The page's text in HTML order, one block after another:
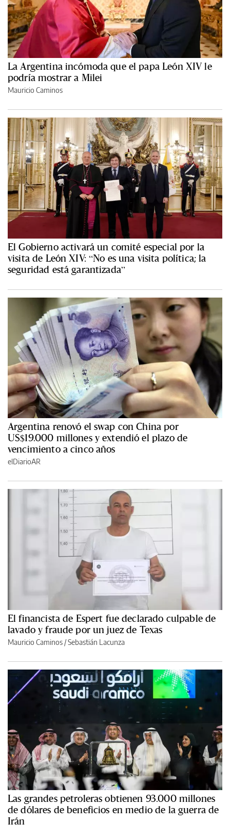
La Argentina incómoda que el papa León XIV le
podría mostrar a Milei
Mauricio Caminos
El Gobierno activará un comité especial por la
visita de León XIV: “No es una visita política; la
seguridad está garantizada”
Argentina renovó el swap con China por
US$19.000 millones y extendió el plazo de
vencimiento a cinco años
elDiarioAR
El financista de Espert fue declarado culpable de
lavado y fraude por un juez de Texas
Mauricio Caminos /Sebastián Lacunza
Las grandes petroleras obtienen 93.000 millones
de dólares de beneficios en medio de la guerra de
Irán